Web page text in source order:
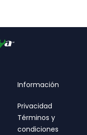
Información
Privacidad
Términos y
condiciones